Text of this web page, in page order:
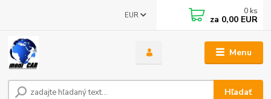
Menu
EUR
Hľadať
0 ks
za 0,00 EUR